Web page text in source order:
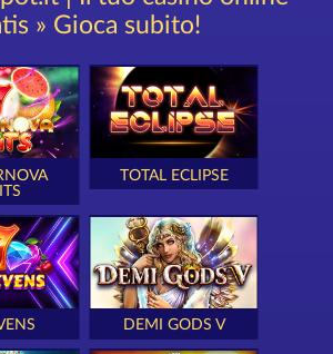
» Gioca subito!
TOTAL ECLIPSE
DEMI GODS V